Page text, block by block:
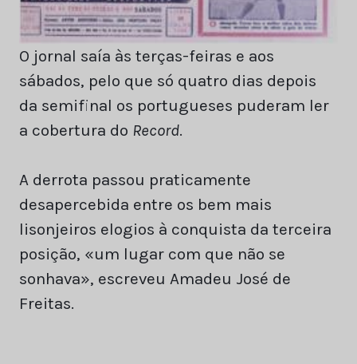
O jornal saía às terças-feiras e aos
sábados, pelo que só quatro dias depois
da semifinal os portugueses puderam ler
a cobertura do Record.
A derrota passou praticamente
desapercebida entre os bem mais
lisonjeiros elogios à conquista da terceira
posição, «um lugar com que não se
sonhava», escreveu Amadeu José de
Freitas.